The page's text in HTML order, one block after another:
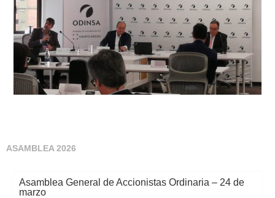
ASAMBLEA 2026
Asamblea General de Accionistas Ordinaria – 24 de
marzo